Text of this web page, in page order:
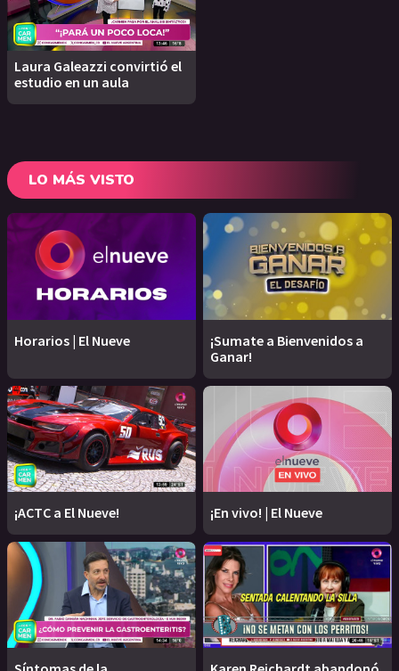
Laura Galeazzi convirtió el
estudio en un aula
LO MÁS VISTO
Horarios | El Nueve
¡Sumate a Bienvenidos a
Ganar!
¡ACTC a El Nueve! ¡En vivo! | El Nueve